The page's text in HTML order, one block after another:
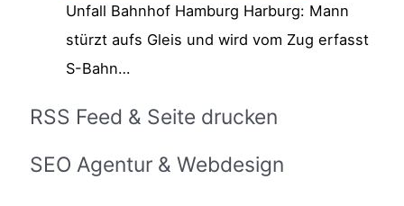
Unfall Bahnhof Hamburg Harburg: Mann
stürzt aufs Gleis und wird vom Zug erfasst
S-Bahn…
RSS Feed & Seite drucken
SEO Agentur & Webdesign